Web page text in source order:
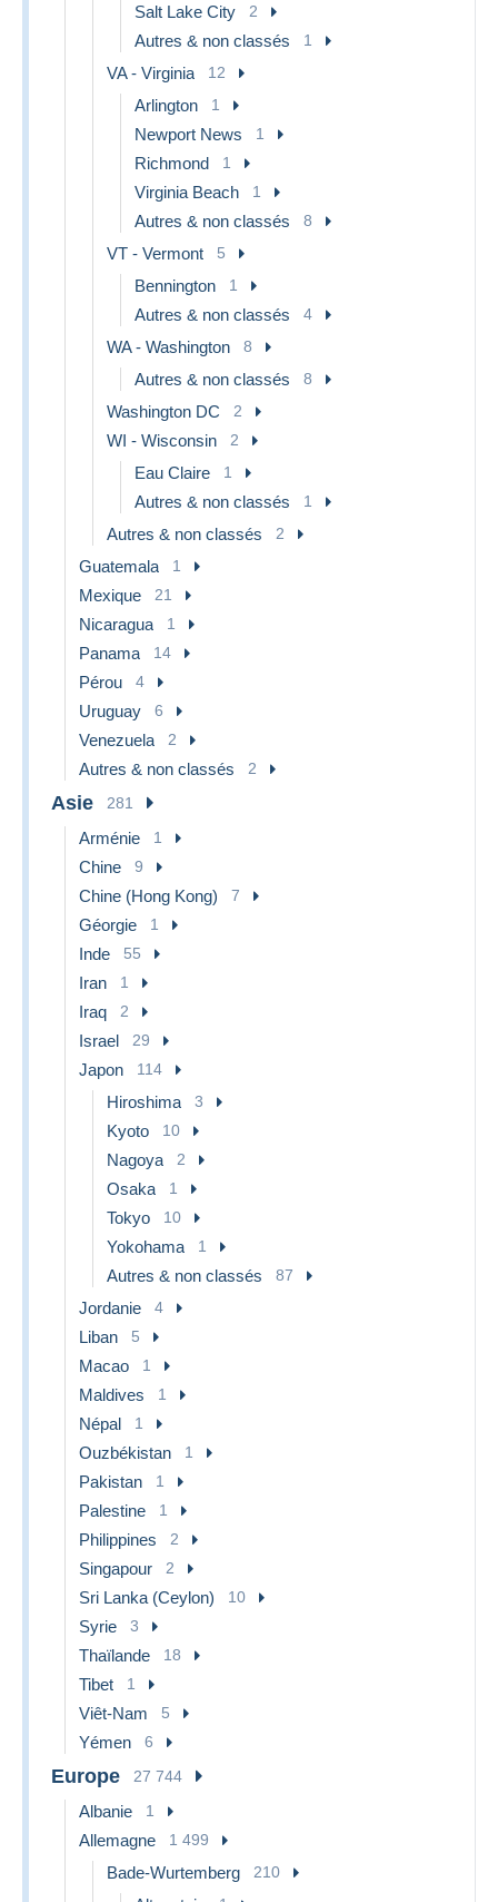
Salt Lake City 2
Autres & non classés 1
VA - Virginia 12
Arlington 1
Newport News 1
Richmond 1
Virginia Beach 1
Autres & non classés 8
VT - Vermont 5
Bennington 1
Autres & non classés 4
WA - Washington 8
Autres & non classés 8
Washington DC 2
WI - Wisconsin 2
Eau Claire 1
Autres & non classés 1
Autres & non classés 2
Guatemala 1
Mexique 21
Nicaragua 1
Panama 14
Pérou 4
Uruguay 6
Venezuela 2
Autres & non classés 2
Asie 281
Arménie 1
Chine 9
Chine (Hong Kong) 7
Géorgie 1
Inde 55
Iran 1
Iraq 2
Israel 29
Japon 114
Hiroshima 3
Kyoto 10
Nagoya 2
Osaka 1
Tokyo 10
Yokohama 1
Autres & non classés 87
Jordanie 4
Liban 5
Macao 1
Maldives 1
Népal 1
Ouzbékistan 1
Pakistan 1
Palestine 1
Philippines 2
Singapour 2
Sri Lanka (Ceylon) 10
Syrie 3
Thaïlande 18
Tibet 1
Viêt-Nam 5
Yémen 6
Europe 27 744
Albanie 1
Allemagne 1 499
Bade-Wurtemberg 210